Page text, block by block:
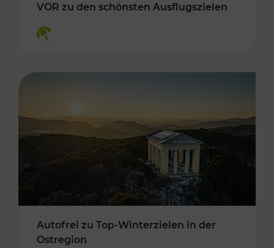
VOR zu den schönsten Ausflugszielen
Autofrei zu Top-Winterzielen in der
Ostregion